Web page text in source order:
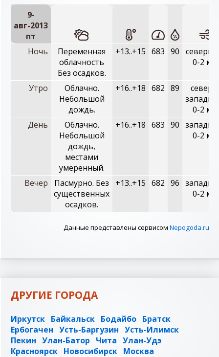
9-
авг-2013
пт
Ночь
Переменная
облачность
Без осадков.
+13..+15 683 90
0-2 м/с
Утро
Облачно.
Небольшой
дождь.
+16..+18 682 89
0-2 м/с
День
Облачно.
Небольшой
дождь,
местами
умеренный.
+16..+18 683 90
0-2 м/с
Вечер
Пасмурно. Без
существенных
осадков.
+13..+15 682 96
0-2 м/с
Данные представлены сервисом Nepogoda.ru
ДРУГИЕ ГОРОДА
Иркутск Байкальск Бодайбо Братск
Ербогачен Усть-Баргузин Усть-Илимск
Пекин Улан-Батор Чита Улан-Удэ
Красноярск Новосибирск Москва